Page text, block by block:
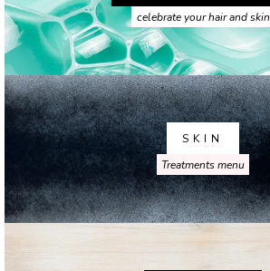
celebrate your hair and skin
SKIN
Treatments menu